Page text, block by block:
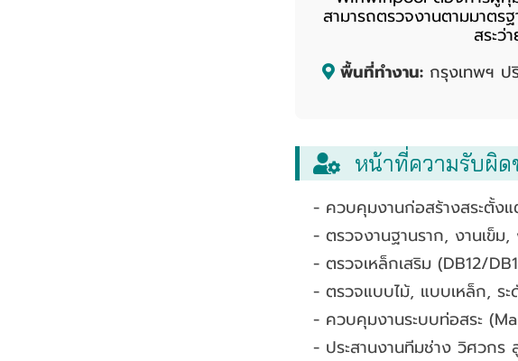
สามารถตรวจงานตามมาตร
สระว่
พื้นที่ทำงาน: กรุงเทพฯ ป
หน้าที่ความรับผิด
- ควบคุมงานก่อสร้างสระตั้ง
- ตรวจงานฐานราก, งานเข็ม
- ตรวจเหล็กเสริม (DB12/
- ตรวจแบบไม้, แบบเหล็ก, ร
- ควบคุมงานระบบท่อสระ
- ประสานงานทีมช่าง วิศวกร